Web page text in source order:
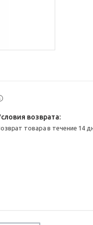
возврат товара в течение 14